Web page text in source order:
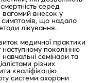
серед
вагомий внесок у
симптомів, що надало
лікування.
медичної практики
наступному поколінню
семінари та
різних
кваліфікацію
системи охорони